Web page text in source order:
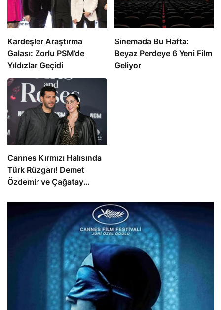
Kardeşler Araştırma
Galası: Zorlu PSM’de
Yıldızlar Geçidi
Sinemada Bu Hafta:
Beyaz Perdeye 6 Yeni Film
Geliyor
Cannes Kırmızı Halısında
Türk Rüzgarı! Demet
Özdemir ve Çağatay
Olay Yarattı! Murat
Yıldırım İhaneti Anlattı!